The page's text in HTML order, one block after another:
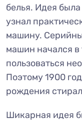
белья. Идея
узнал
машину.
машин начался в
пользоваться
Поэтому 1900
рождения
Шикарная идея